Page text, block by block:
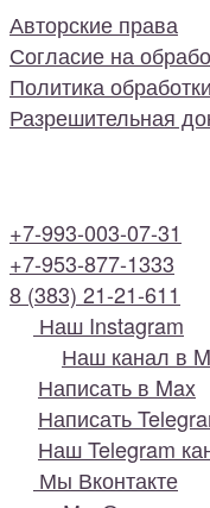
Авторские права
Согласие на
Политика
Разрешительная
+7-993-003-07-31
+7-953-877-1333
8 (383) 21-21-611
Наш Instagram
Наш канал в
Написать в Max
Написать
Наш Telegram
Мы Вконтакте